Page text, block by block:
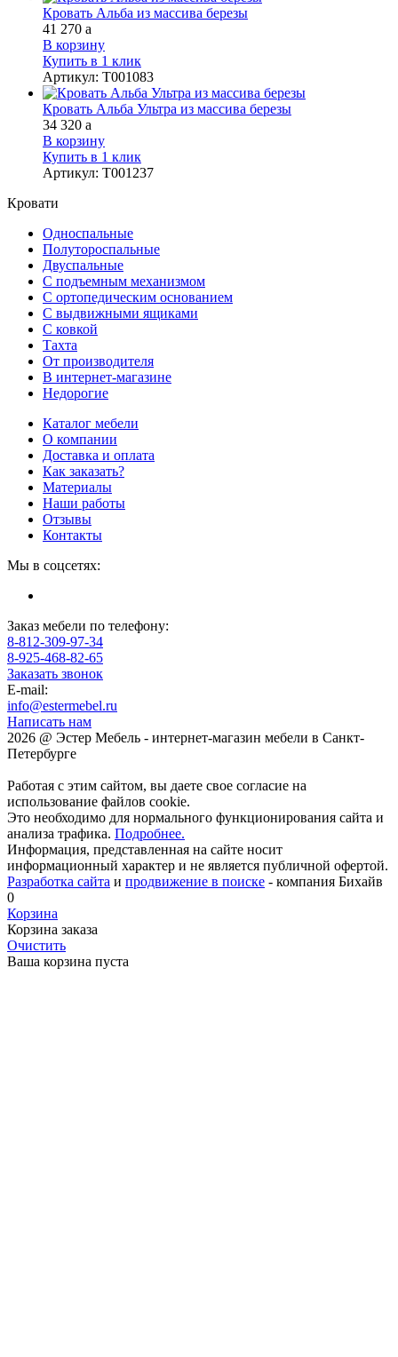
Кровать Альба из массива березы
41 270 a
В корзину
Купить в 1 клик
Артикул: Т001083
Кровать Альба Ультра из массива березы
34 320 a
В корзину
Купить в 1 клик
Артикул: Т001237
Кровати
Односпальные
Полутороспальные
Двуспальные
С подъемным механизмом
С ортопедическим основанием
С выдвижными ящиками
С ковкой
Тахта
От производителя
В интернет-магазине
Недорогие
Каталог мебели
О компании
Доставка и оплата
Как заказать?
Материалы
Наши работы
Отзывы
Контакты
Мы в соцсетях:
Заказ мебели по телефону:
8-812-309-97-34
8-925-468-82-65
Заказать звонок
E-mail:
info@estermebel.ru
Написать нам
2026 @ Эстер Мебель - интернет-магазин мебели в Санкт-
Петербурге
Работая с этим сайтом, вы даете свое согласие на
использование файлов cookie.
Это необходимо для нормального функционирования сайта и
анализа трафика. Подробнее.
Информация, представленная на сайте носит
информационный характер и не является публичной офертой.
Разработка сайта и продвижение в поиске - компания Бихайв
0
Корзина
Корзина заказа
Очистить
Ваша корзина пуста